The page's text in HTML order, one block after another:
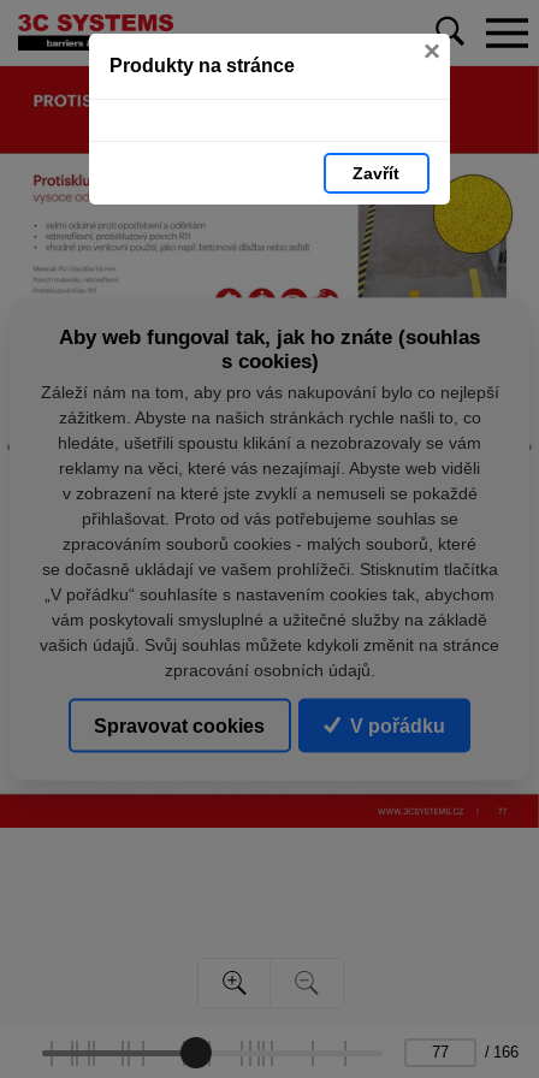
Produkty na stránce ×
Zavřít
/ 166
Aby web fungoval tak, jak ho znáte (souhlas
s cookies)
Záleží nám na tom, aby pro vás nakupování bylo co nejlepší
zážitkem. Abyste na našich stránkách rychle našli to, co
hledáte, ušetřili spoustu klikání a nezobrazovaly se vám
reklamy na věci, které vás nezajímají. Abyste web viděli
v zobrazení na které jste zvyklí a nemuseli se pokaždé
přihlašovat. Proto od vás potřebujeme souhlas se
zpracováním souborů cookies - malých souborů, které
se dočasně ukládají ve vašem prohlížeči. Stisknutím tlačítka
„V pořádku“ souhlasíte s nastavením cookies tak, abychom
vám poskytovali smysluplné a užitečné služby na základě
vašich údajů. Svůj souhlas můžete kdykoli změnit na stránce
zpracování osobních údajů.
Spravovat cookies V pořádku